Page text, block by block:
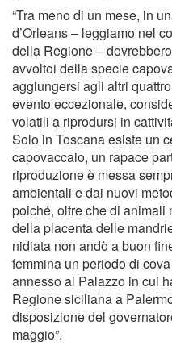
“Tra meno di un mese, in
d’Orleans – leggiamo nel
della Regione –
avvoltoi della specie
aggiungersi agli altri
evento eccezionale,
volatili a riprodursi in
Solo in Toscana esiste un
capovaccaio, un rapace
riproduzione è messa
ambientali e dai nuovi
poiché, oltre che di animali
della placenta delle
nidiata non andò a buon
femmina un periodo di
annesso al Palazzo in cui
Regione siciliana a
disposizione del
maggio”.